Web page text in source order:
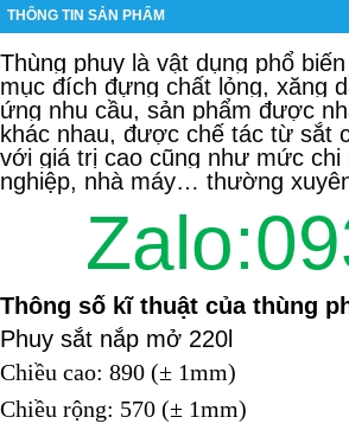
THÔNG TIN SẢN PHẨM
Thùng phuy là vật dụng phổ
mục đích đựng chất lỏng, xăng
ứng nhu cầu, sản phẩm được
khác nhau, được chế tác từ sắt
với giá trị cao cũng như mức
nghiệp, nhà máy… thường
Thông số kĩ thuật của thùng
Phuy sắt nắp mở 220l
Chiều cao: 890 (± 1mm)
Chiều rộng: 570 (± 1mm)